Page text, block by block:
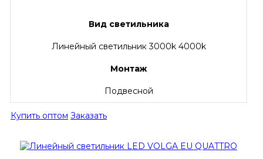
Вид светильника
Линейный светильник 3000k 4000k
Монтаж
Подвесной
Купить оптом Заказать